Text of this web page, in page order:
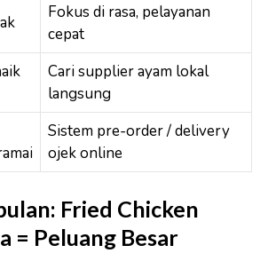
Fokus di rasa, pelayanan
cepat
Cari supplier ayam lokal
langsung
Sistem pre-order / delivery
ojek online
Fried Chicken
= Peluang Besar